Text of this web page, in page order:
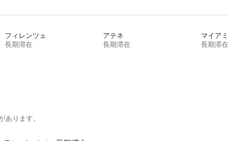
フィレンツェ
長期滞在
アテネ
長期滞在
マイアミ
長期滞在
ります。